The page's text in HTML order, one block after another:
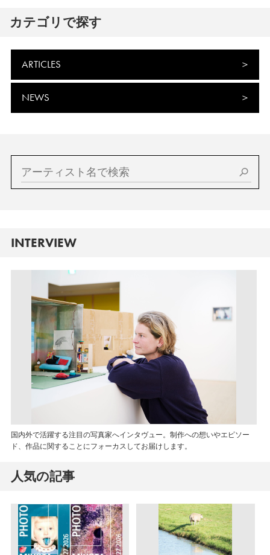
カテゴリで探す
ARTICLES
NEWS
INTERVIEW
国内外で活躍する注目の写真家へインタヴュー。制作への想いやエピソー
ド、作品に関することにフォーカスしてお届けします。
人気の記事